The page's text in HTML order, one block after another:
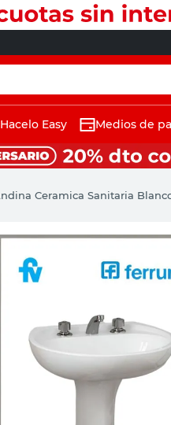
Hacelo Easy Medios de
Ceramica Sanitaria